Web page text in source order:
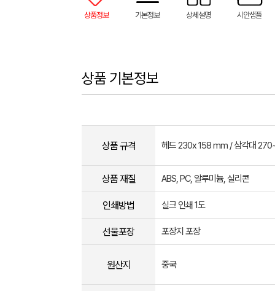
상품정보 기본정보 상세설명 시안샘플
상품 기본정보
상품 규격 헤드 230x 158 mm / 삼각대
상품 재질 ABS, PC, 알루미늄, 실리콘
인쇄방법 실크 인쇄 1도
선물포장 포장지 포장
원산지 중국